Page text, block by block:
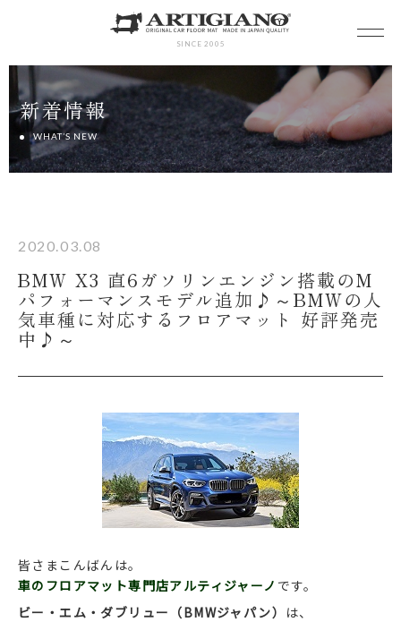
SINCE 2005
新着情報
WHAT’S NEW
2020.03.08
BMW X3 直6ガソリンエンジン搭載のM
パフォーマンスモデル追加♪～BMWの人
気車種に対応するフロアマット 好評発売
中♪～
皆さまこんばんは。
車のフロアマット専門店アルティジャーノ です。
ビー・エム・ダブリュー（BMWジャパン） は、